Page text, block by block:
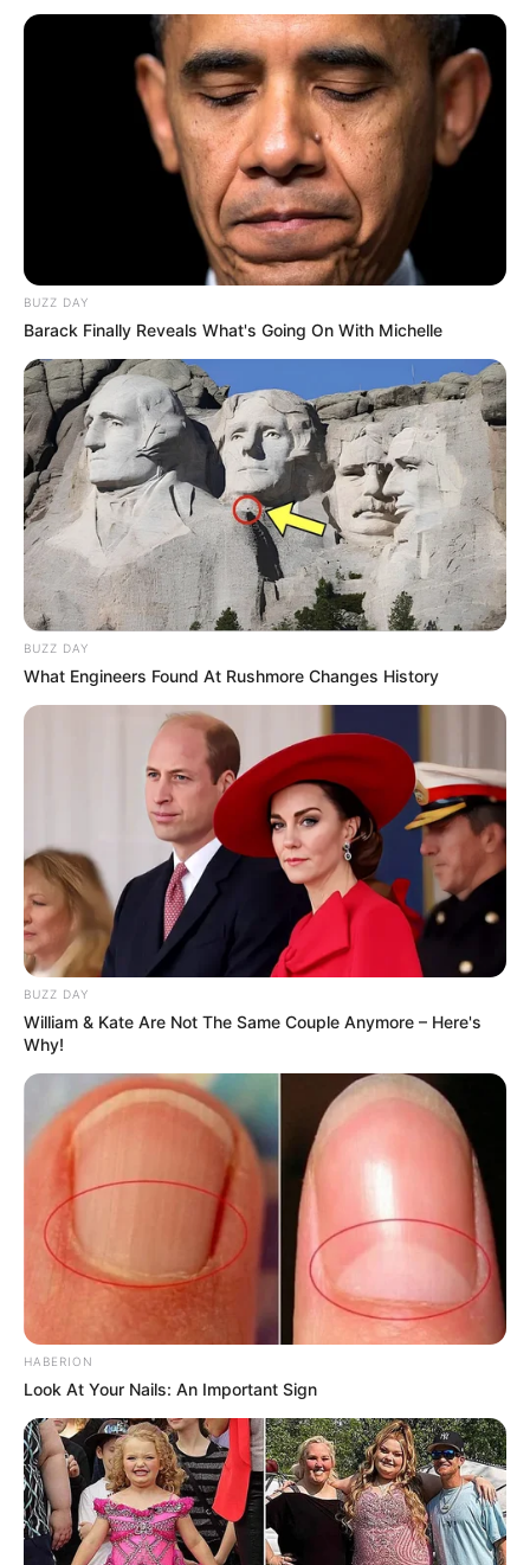
E aí, gostou das sugestões? Comente aqui se você
gostaria de ver outras opções decaixa surpresa
para o Dia das Mãese entre no grupo da
Revista
Artesanato no Telegram
para receber novidades
do mundo do artesanato em primeira mão pelo
BUZZ DAY
Barack Finally Reveals What's Going On With Michelle
BUZZ DAY
What Engineers Found At Rushmore Changes History
BUZZ DAY
William & Kate Are Not The Same Couple Anymore – Here's
Why!
HABERION
Look At Your Nails: An Important Sign